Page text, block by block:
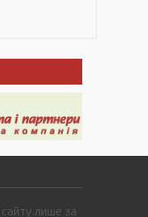
лише за